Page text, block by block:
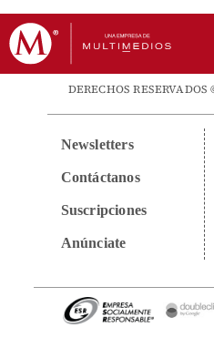
DERECHOS
Newsletters
Contáctanos
Suscripciones
Anúnciate